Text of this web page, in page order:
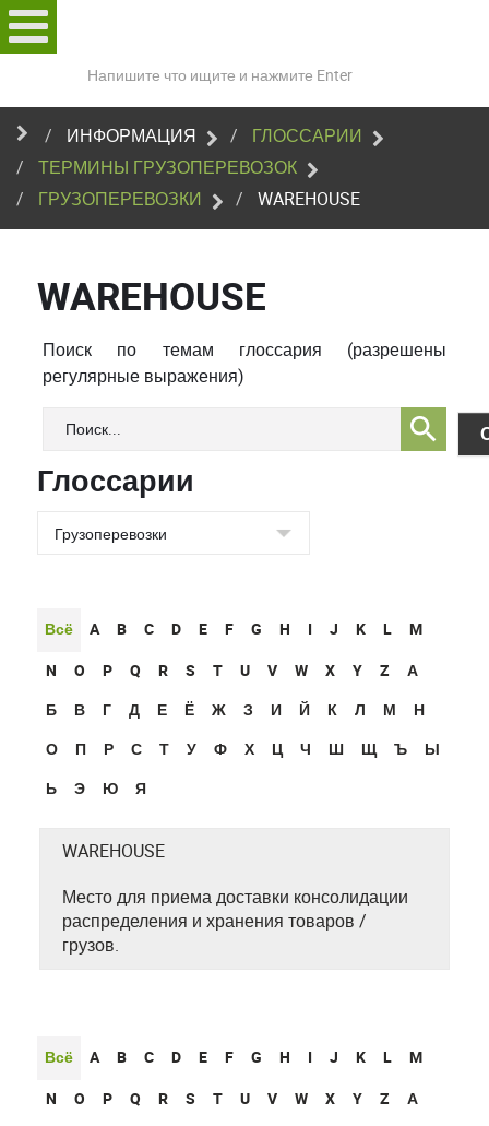
сайту
ИНФОРМАЦИЯ
ГЛОССАРИИ
ТЕРМИНЫ ГРУЗОПЕРЕВОЗОК
ГРУЗОПЕРЕВОЗКИ
WAREHOUSE
WAREHOUSE
Поиск по темам глоссария (разрешены
регулярные выражения)
Глоссарии
Всё A B C D E F G H I J K L
M
N
O P Q R S T U V W X Y Z
А
Б
В Г Д Е Ё Ж З И Й К Л М
Н
О
П Р С Т У Ф Х Ц Ч Ш Щ Ъ
Ы
Ь
Э Ю Я
WAREHOUSE
Место для приема доставки консолидации
распределения и хранения товаров /
грузов.
Всё A B C D E F G H I J K L
M
N
O P Q R S T U V W X Y Z
А